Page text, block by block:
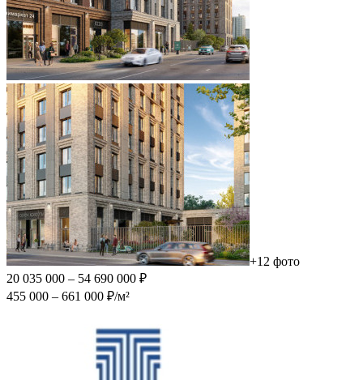
+12 фото
20 035 000 – 54 690 000 ₽
455 000 – 661 000 ₽/м²